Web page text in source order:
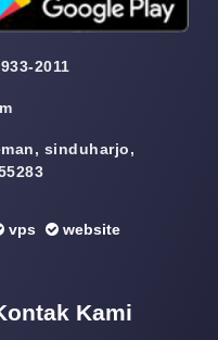
2011
sinduharjo,
vps website
Kami